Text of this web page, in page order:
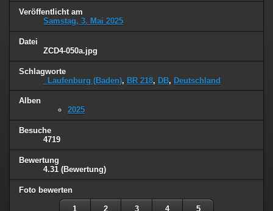
Veröffentlicht am
Samstag, 3. Mai 2025
Datei
ZCD4-050a.jpg
Schlagworte
_Laufenburg (Baden), BR 218, DB, Deutschland
Alben
2025
Besuche
4719
Bewertung
4.31 (Bewertung)
Foto bewerten
1 2 3 4 5